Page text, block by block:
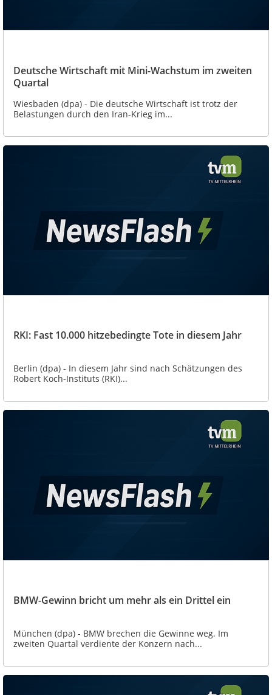
Deutsche Wirtschaft mit Mini-Wachstum im zweiten
Quartal
Wiesbaden (dpa) - Die deutsche Wirtschaft ist trotz der
Belastungen durch den Iran-Krieg im...
RKI: Fast 10.000 hitzebedingte Tote in diesem Jahr
Berlin (dpa) - In diesem Jahr sind nach Schätzungen des
Robert Koch-Instituts (RKI)...
BMW-Gewinn bricht um mehr als ein Drittel ein
München (dpa) - BMW brechen die Gewinne weg. Im
zweiten Quartal verdiente der Konzern nach...